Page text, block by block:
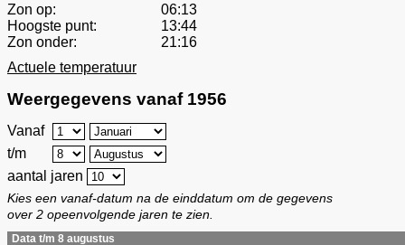
Zon op:
06:13
Hoogste punt:
13:44
Zon onder:
21:16
Actuele temperatuur
Weergegevens vanaf 1956
Vanaf
t/m
aantal jaren
Kies een vanaf-datum na de einddatum om de gegevens
over 2 opeenvolgende jaren te zien.
Data t/m 8 augustus